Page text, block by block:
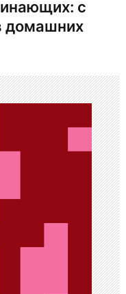
с
домашних